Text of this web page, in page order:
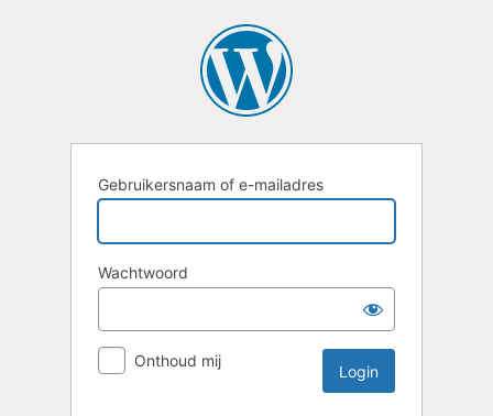
Gebruikersnaam of e-mailadres
Wachtwoord
Onthoud mij